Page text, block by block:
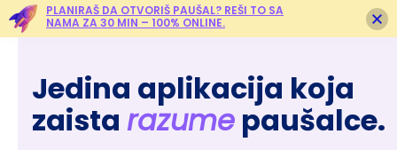
Jedina aplikacija koja
zaista razume paušalce.
PLANIRAŠ DA OTVORIŠ PAUŠAL? REŠI TO SA
NAMA ZA 30 MIN – 100% ONLINE.